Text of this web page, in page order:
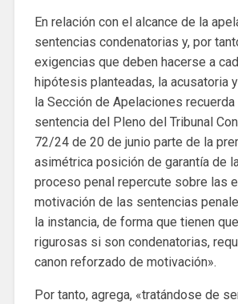
En relación con el alcance de la
sentencias condenatorias y, por
exigencias que deben hacerse a
hipótesis planteadas, la acusatoria
la Sección de Apelaciones recuerda
sentencia del Pleno del Tribunal
72/24 de 20 de junio parte de la
asimétrica posición de garantía de
proceso penal repercute sobre las
motivación de las sentencias
la instancia, de forma que tienen
rigurosas si son condenatorias,
canon reforzado de motivación».
Por tanto, agrega, «tratándose de